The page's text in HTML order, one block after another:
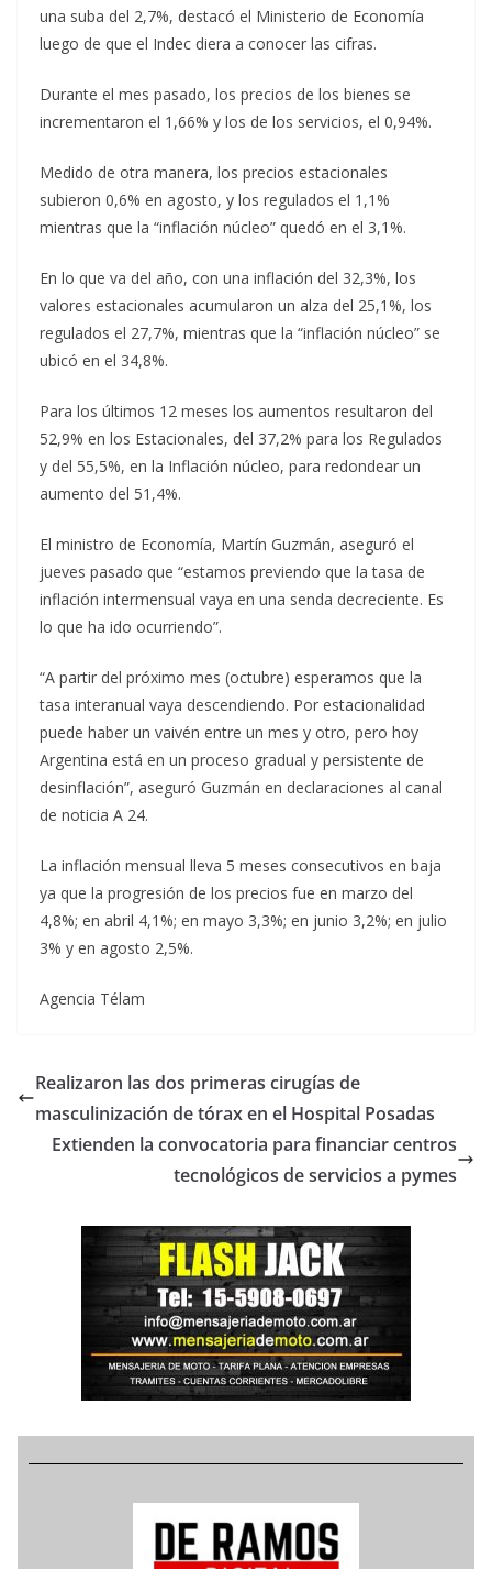
una suba del 2,7%, destacó el Ministerio de Economía
luego de que el Indec diera a conocer las cifras.
Durante el mes pasado, los precios de los bienes se
incrementaron el 1,66% y los de los servicios, el 0,94%.
Medido de otra manera, los precios estacionales
subieron 0,6% en agosto, y los regulados el 1,1%
mientras que la “inflación núcleo” quedó en el 3,1%.
En lo que va del año, con una inflación del 32,3%, los
valores estacionales acumularon un alza del 25,1%, los
regulados el 27,7%, mientras que la “inflación núcleo” se
ubicó en el 34,8%.
Para los últimos 12 meses los aumentos resultaron del
52,9% en los Estacionales, del 37,2% para los Regulados
y del 55,5%, en la Inflación núcleo, para redondear un
aumento del 51,4%.
El ministro de Economía, Martín Guzmán, aseguró el
jueves pasado que “estamos previendo que la tasa de
inflación intermensual vaya en una senda decreciente. Es
lo que ha ido ocurriendo”.
“A partir del próximo mes (octubre) esperamos que la
tasa interanual vaya descendiendo. Por estacionalidad
puede haber un vaivén entre un mes y otro, pero hoy
Argentina está en un proceso gradual y persistente de
desinflación”, aseguró Guzmán en declaraciones al canal
de noticia A 24.
La inflación mensual lleva 5 meses consecutivos en baja
ya que la progresión de los precios fue en marzo del
4,8%; en abril 4,1%; en mayo 3,3%; en junio 3,2%; en julio
3% y en agosto 2,5%.
Agencia Télam
Realizaron las dos primeras cirugías de
masculinización de tórax en el Hospital Posadas
Extienden la convocatoria para financiar centros
tecnológicos de servicios a pymes